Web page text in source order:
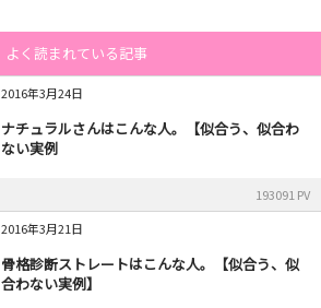
よく読まれている記事
2016年3月24日
ナチュラルさんはこんな人。【似合う、似合わ
ない実例
193091 PV
2016年3月21日
骨格診断ストレートはこんな人。【似合う、似
合わない実例】